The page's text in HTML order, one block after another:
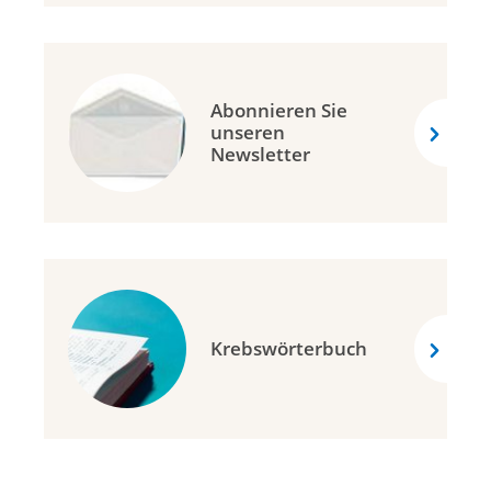
Abonnieren Sie
unseren
Newsletter
Krebswörterbuch